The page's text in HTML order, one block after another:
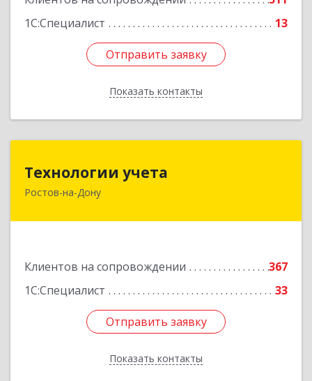
1С:Специалист
13
Отправить заявку
Показать контакты
Отправить заявку
Назад
Технологии учета
Ростов-на-Дону
Клиентов на сопровождении
367
1С:Специалист
33
Отправить заявку
Показать контакты
344064, Ростовская обл, Ростов-на-Дону г,
Отправить заявку
Назад